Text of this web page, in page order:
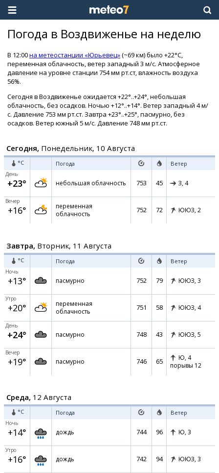
Погода в Воздвиженье на неделю
В 12:00на метеостанции «Юрьевец»(~69 км) было +22°C,
переменная облачность, ветер западный 3 м/с. Атмосферное
давление на уровне станции 754 мм рт.ст, влажность воздуха
56%.
Сегодня в Воздвиженье ожидается +22°..+24°, небольшая
облачность, без осадков. Ночью +12°..+14°. Ветер западный 4 м/
с. Давление 753 мм рт.ст. Завтра +23°..+25°, пасмурно, без
осадков. Ветер южный 5 м/с. Давление 748 мм рт.ст.
Сегодня, Понедельник, 10 Августа
°C Погода Ветер
День
+23° небольшая облачность 753 45 З, 4
Вечер
+16°
переменная
облачность
752 72 ЮЮЗ, 2
Завтра, Вторник, 11 Августа
°C Погода Ветер
Ночь
+13° пасмурно 752 79 ЮЮЗ, 3
Утро
+20°
переменная
облачность
751 58 ЮЮЗ, 4
День
+24° пасмурно 748 43 ЮЮЗ, 5
Вечер
+19° пасмурно 746 65 Ю, 4
порывы 12
Среда, 12 Августа
°C Погода Ветер
Ночь
+14° дождь 744 96 Ю, 3
Утро
+16° дождь 742 94 ЮЮЗ, 3